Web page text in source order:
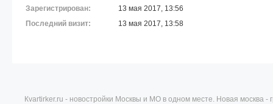
Зарегистрирован:
13 мая 2017, 13:56
Последний визит:
13 мая 2017, 13:58
Кvartirker.ru - новостройки Москвы и МО в одном месте. Новая москва